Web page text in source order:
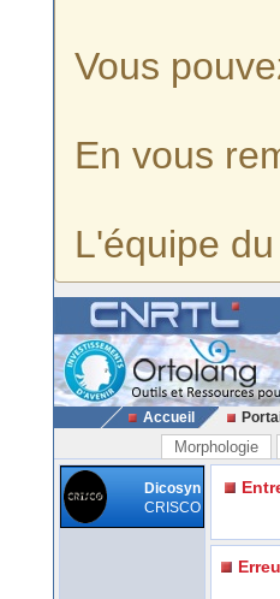
Vous
En vous
L'équipe
Accueil
Morphologie
Dicosyn
CRISCO